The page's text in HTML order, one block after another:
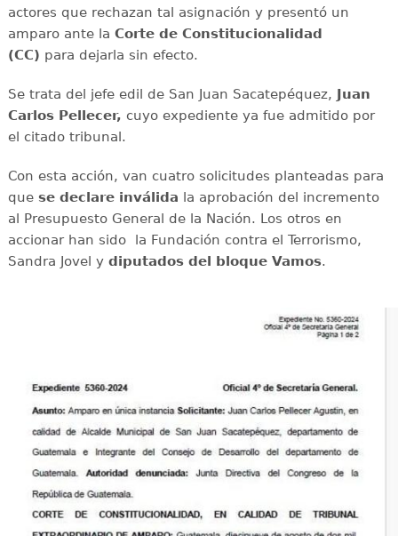
actores que rechazan tal asignación y presentó un
amparo ante la Corte de Constitucionalidad
(CC) para dejarla sin efecto.
Se trata del jefe edil de San Juan Sacatepéquez, Juan
Carlos Pellecer, cuyo expediente ya fue admitido por
el citado tribunal.
Con esta acción, van cuatro solicitudes planteadas para
que se declare inválida la aprobación del incremento
al Presupuesto General de la Nación. Los otros en
accionar han sido la Fundación contra el Terrorismo,
Sandra Jovel y diputados del bloque Vamos.